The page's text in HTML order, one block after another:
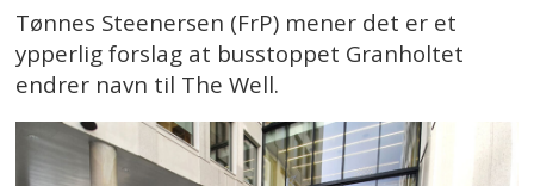
Tønnes Steenersen (FrP) mener det er et
ypperlig forslag at busstoppet Granholtet
endrer navn til The Well.